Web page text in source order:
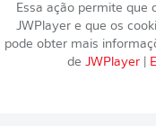
Essa ação permite que
JWPlayere que os
pode obter mais
de JWPlayer